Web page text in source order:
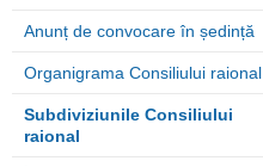
Anunț de convocare în ședință
Organigrama Consiliului raional
Subdiviziunile Consiliului
raional